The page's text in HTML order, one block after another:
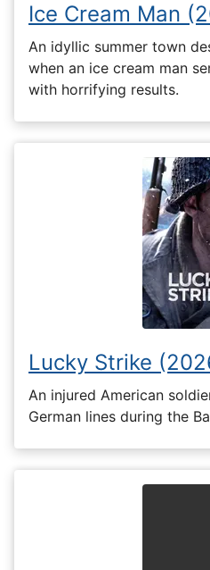
Ice Cream Man
An idyllic summer town
when an ice cream man
with horrifying results.
Lucky Strike
An injured American
German lines during the